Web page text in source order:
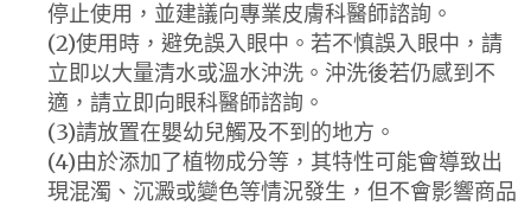
停止使用，並建議向專業皮膚科醫師諮詢。
(2)使用時，避免誤入眼中。若不慎誤入眼中，請
立即以大量清水或溫水沖洗。沖洗後若仍感到不
適，請立即向眼科醫師諮詢。
(3)請放置在嬰幼兒觸及不到的地方。
(4)由於添加了植物成分等，其特性可能會導致出
現混濁、沉澱或變色等情況發生，但不會影響商品